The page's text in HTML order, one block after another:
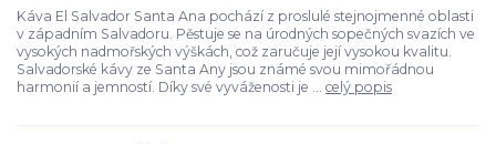
Káva El Salvador Santa Ana pochází z proslulé stejnojmenné oblasti
v západním Salvadoru. Pěstuje se na úrodných sopečných svazích ve
vysokých nadmořských výškách, což zaručuje její vysokou kvalitu.
Salvadorské kávy ze Santa Any jsou známé svou mimořádnou
harmonií a jemností. Díky své vyváženosti je ... celý popis